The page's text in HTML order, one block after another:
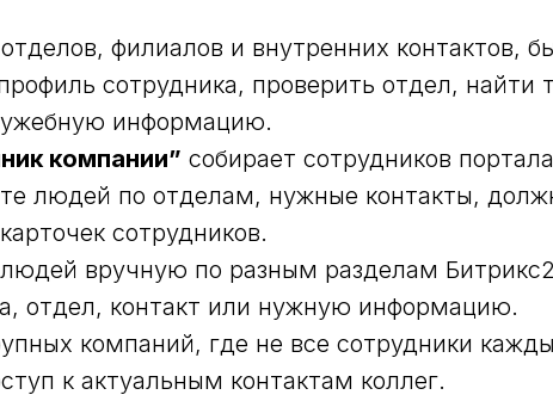
филиалов и внутренних контактов,
сотрудника, проверить отдел, найти
информацию.
компании” собирает сотрудников
людей по отделам, нужные контакты,
сотрудников.
вручную по разным разделам
отдел, контакт или нужную информацию.
компаний, где не все сотрудники
к актуальным контактам коллег.